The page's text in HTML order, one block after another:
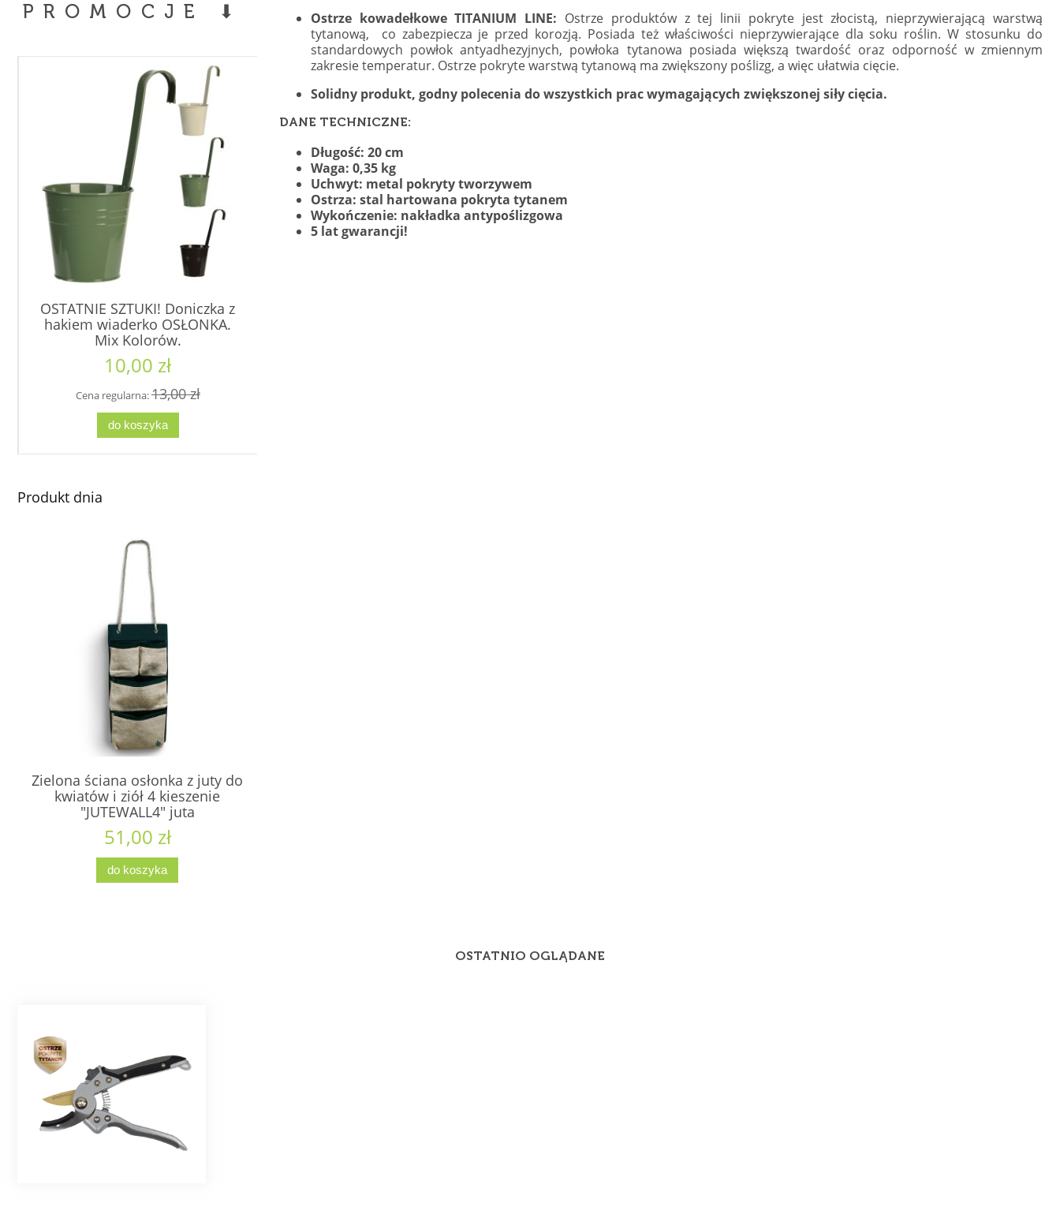
PROMOCJE ⬇
OSTATNIE SZTUKI! Doniczka z
hakiem wiaderko OSŁONKA.
Mix Kolorów.
10,00 zł
Cena regularna:13,00 zł
do koszyka
Produkt dnia
Zielona ściana osłonka z juty do
kwiatów i ziół 4 kieszenie
"JUTEWALL4" juta
51,00 zł
do koszyka
Ostrze kowadełkoweTITANIUM LINE: Ostrze produktów z tej linii pokryte jest złocistą, nieprzywierającą warstwą
tytanową, co zabezpiecza je przed korozją. Posiada też właściwości nieprzywierające dla soku roślin. W stosunku do
standardowych powłok antyadhezyjnych, powłoka tytanowa posiada większą twardość oraz odporność w zmiennym
zakresie temperatur. Ostrze pokryte warstwą tytanową ma zwiększony poślizg, a więc ułatwia cięcie.
Solidny produkt, godny polecenia do wszystkich prac wymagających zwiększonej siły cięcia.
DANE TECHNICZNE:
Długość: 20 cm
Waga: 0,35 kg
Uchwyt: metal pokryty tworzywem
Ostrza: stal hartowana pokryta tytanem
Wykończenie: nakładka antypoślizgowa
5 lat gwarancji!
OSTATNIO OGLĄDANE